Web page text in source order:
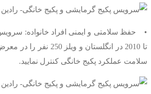
سلامت عملکرد پکیج خانگی کنترل نمایید.